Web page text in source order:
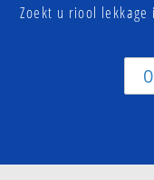
Zoekt u riool